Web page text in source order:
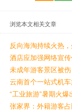
浏览本文相关文章
反向海淘持续火热
酒店应加强网络宣
未成年游客景区被
云南首个一站式机
“工业旅游”暑期火
张家界：外籍游客